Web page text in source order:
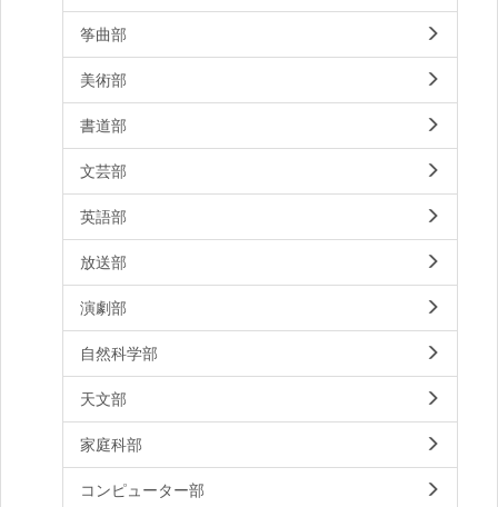
筝曲部
美術部
書道部
文芸部
英語部
放送部
演劇部
自然科学部
天文部
家庭科部
コンピューター部